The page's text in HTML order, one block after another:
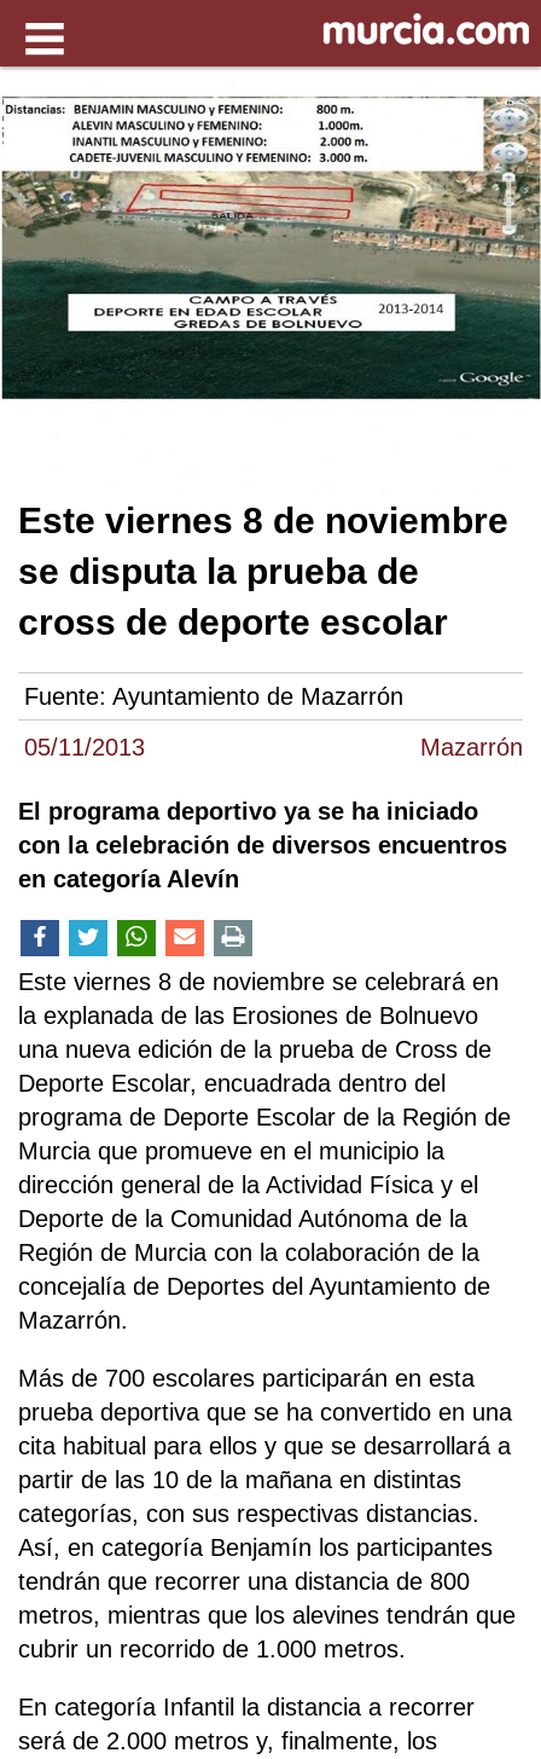
05/11/2013 Mazarrón
Este viernes 8 de noviembre
se disputa la prueba de
cross de deporte escolar
Fuente: Ayuntamiento de Mazarrón
El programa deportivo ya se ha iniciado
con la celebración de diversos encuentros
en categoría Alevín
Este viernes 8 de noviembre se celebrará en
la explanada de las Erosiones de Bolnuevo
una nueva edición de la prueba de Cross de
Deporte Escolar, encuadrada dentro del
programa de Deporte Escolar de la Región de
Murcia que promueve en el municipio la
dirección general de la Actividad Física y el
Deporte de la Comunidad Autónoma de la
Región de Murcia con la colaboración de la
concejalía de Deportes del Ayuntamiento de
Mazarrón.
Más de 700 escolares participarán en esta
prueba deportiva que se ha convertido en una
cita habitual para ellos y que se desarrollará a
partir de las 10 de la mañana en distintas
categorías, con sus respectivas distancias.
Así, en categoría Benjamín los participantes
tendrán que recorrer una distancia de 800
metros, mientras que los alevines tendrán que
cubrir un recorrido de 1.000 metros.
En categoría Infantil la distancia a recorrer
será de 2.000 metros y, finalmente, los